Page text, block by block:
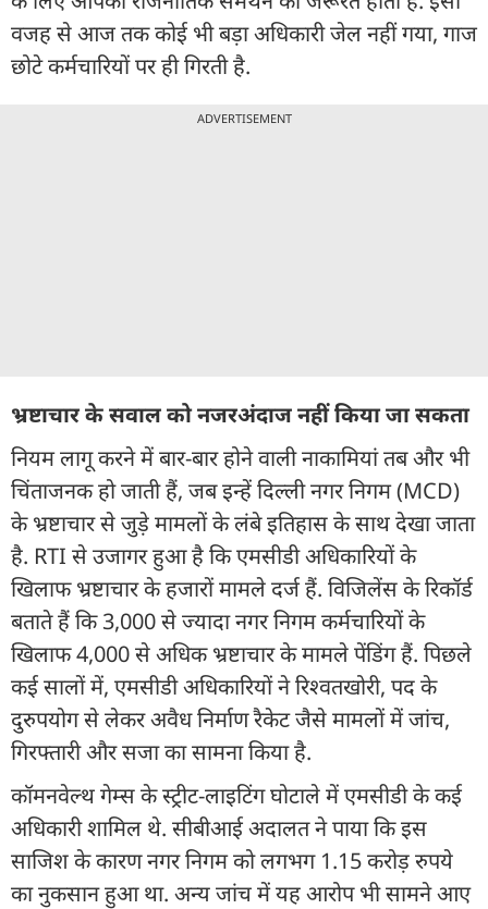
वजह से आज तक कोई भी बड़ा अधिकारी जेल नहीं गया, गाज
छोटे कर्मचारियों पर ही गि‍रती है.
ADVERTISEMENT
भ्रष्टाचार के सवाल को नजरअंदाज नहीं किया जा सकता
नियम लागू करने में बार-बार होने वाली नाकामियां तब और भी
चिंताजनक हो जाती हैं, जब इन्हें दिल्ली नगर निगम (MCD)
के भ्रष्टाचार से जुड़े मामलों के लंबे इतिहास के साथ देखा जाता
है. RTI से उजागर हुआ है कि एमसीडी अधिकारियों के
खिलाफ भ्रष्टाचार के हजारों मामले दर्ज हैं. विजिलेंस के रिकॉर्ड
बताते हैं कि 3,000 से ज्यादा नगर निगम कर्मचारियों के
खिलाफ 4,000 से अधिक भ्रष्टाचार के मामले पेंडिंग हैं. पिछले
कई सालों में, एमसीडी अधिकारियों ने रिश्वतखोरी, पद के
दुरुपयोग से लेकर अवैध निर्माण रैकेट जैसे मामलों में जांच,
गिरफ्तारी और सजा का सामना किया है.
कॉमनवेल्थ गेम्स के स्ट्रीट-लाइटिंग घोटाले में एमसीडी के कई
अधिकारी शामिल थे. सीबीआई अदालत ने पाया कि इस
साजिश के कारण नगर निगम को लगभग 1.15 करोड़ रुपये
का नुकसान हुआ था. अन्य जांच में यह आरोप भी सामने आए